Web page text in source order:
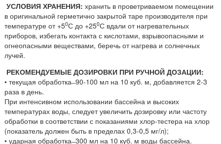
УСЛОВИЯ ХРАНЕНИЯ: хранить в проветриваемом помещении
в оригинальной герметично закрытой таре производителя при
температуре от +50С до +250С вдали от нагревательных
приборов, избегать контакта с кислотами, взрывоопасными и
огнеопасными веществами, беречь от нагрева и солнечных
лучей.
РЕКОМЕНДУЕМЫЕ ДОЗИРОВКИ ПРИ РУЧНОЙ ДОЗАЦИИ:
• текущая обработка ̶ 90-100 мл на 10 куб. м, добавляется 2-3
раза в день.
При интенсивном использовании бассейна и высоких
температурах воды, следует увеличить дозировку или частоту
обработки в соответствии с показаниями хлор-тестера на хлор
(показатель должен быть в пределах 0,3-0,5 мг/л);
• ударная обработка ̶ 300 мл на 10 куб. м воды бассейна.